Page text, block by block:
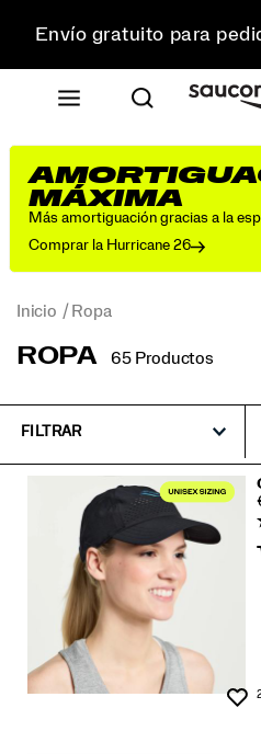
Envío gratuito para
Devoluciones gratuitas
Consigue un 10 % de
MÁXIMA
Más amortiguación gracias a la
Comprar la Hurricane 26
Inicio Ropa
ROPA 65 Productos
FILTRAR
Destacado